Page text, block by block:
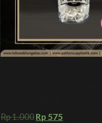
Rp1.000Rp 575